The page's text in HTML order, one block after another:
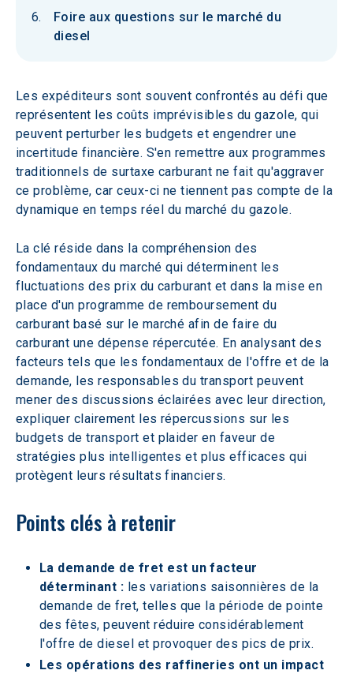
Foire aux questions sur le marché du
diesel
Les expéditeurs sont souvent confrontés au défi que
représentent les coûts imprévisibles du gazole, qui
peuvent perturber les budgets et engendrer une
incertitude financière. S'en remettre aux programmes
traditionnels de surtaxe carburant ne fait qu'aggraver
ce problème, car ceux-ci ne tiennent pas compte de la
dynamique en temps réel du marché du gazole.
La clé réside dans la compréhension des
fondamentaux du marché qui déterminent les
fluctuations des prix du carburant et dans la mise en
place d'un programme de remboursement du
carburant basé sur le marché afin de faire du
carburant une dépense répercutée. En analysant des
facteurs tels que les fondamentaux de l'offre et de la
demande, les responsables du transport peuvent
mener des discussions éclairées avec leur direction,
expliquer clairement les répercussions sur les
budgets de transport et plaider en faveur de
stratégies plus intelligentes et plus efficaces qui
protègent leurs résultats financiers.
Points clés à retenir
La demande de fret est un facteur
déterminant : les variations saisonnières de la
demande de fret, telles que la période de pointe
des fêtes, peuvent réduire considérablement
l'offre de diesel et provoquer des pics de prix.
Les opérations des raffineries ont un impact